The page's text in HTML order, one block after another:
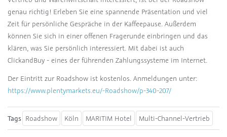
genau richtig! Erleben Sie eine spannende Präsentation und viel
Zeit für persönliche Gespräche in der Kaffeepause. Außerdem
können Sie sich in einer offenen Fragerunde einbringen und das
klären, was Sie persönlich interessiert. Mit dabei ist auch
ClickandBuy - eines der führenden Zahlungssysteme im Internet.
Der Eintritt zur Roadshow ist kostenlos. Anmeldungen unter:
https://www.plentymarkets.eu/-Roadshow/p-340-207/
Tags Roadshow Köln MARITIM Hotel Multi-Channel-Vertrieb